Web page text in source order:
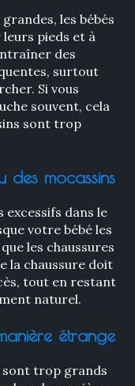
les bébés
pieds et à
des
surtout
Si vous
souvent, cela
sont trop
des mocassins
excessifs dans le
votre bébé les
les chaussures
la chaussure doit
tout en restant
naturel.
étrange
sont trop grands